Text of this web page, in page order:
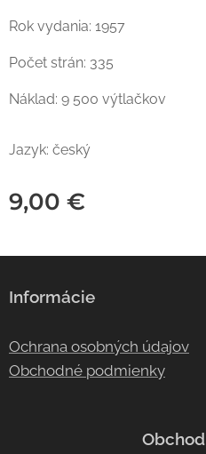
Rok vydania: 1957
Počet strán: 335
Náklad: 9 500 výtlačkov
Jazyk: český
9,00 €
Informácie
Ochrana osobných údajov
Obchodné podmienky
Obchod